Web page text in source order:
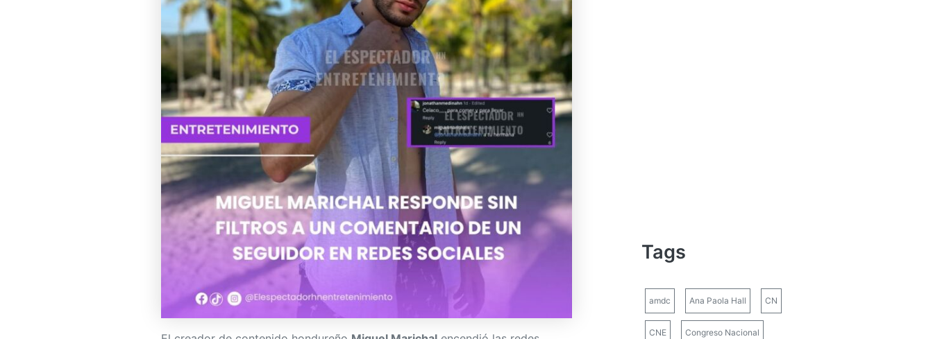
El creador de contenido hondureñoMiguel Marichal
encendió las redes
sociales luego de que un usuario lo criticara mediante un comentario en una
de sus publicaciones. El mensaje decía “
Celaco, para comer y para llevar
Tags
amdc Ana Paola Hall CN
CNE Congreso Nacional